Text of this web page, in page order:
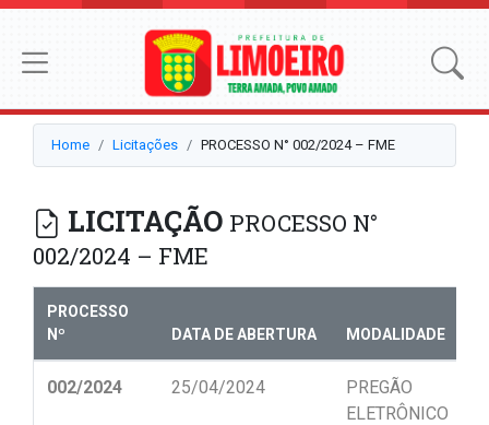
Home Licitações PROCESSO N° 002/2024 – FME
LICITAÇÃO PROCESSO N°
002/2024 – FME
PROCESSO
Nº
DATA DE ABERTURA MODALIDADE
002/2024 25/04/2024
PREGÃO
ELETRÔNICO